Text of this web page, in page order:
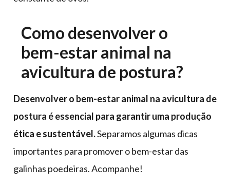
Como desenvolver o
bem-estar animal na
avicultura de postura?
Desenvolver o bem-estar animal na avicultura de
postura é essencial para garantir uma produção
ética e sustentável.Separamos algumas dicas
importantes para promover o bem-estar das
galinhas poedeiras. Acompanhe!